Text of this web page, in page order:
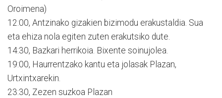
Oroimena)
12:00, Antzinako gizakien bizimodu erakustaldia. Sua
eta ehiza nola egiten zuten erakutsiko dute.
14:30, Bazkari herrikoia. Bixente soinujolea.
19:00, Haurrentzako kantu eta jolasak Plazan,
Urtxintxarekin.
23:30, Zezen suzkoa Plazan